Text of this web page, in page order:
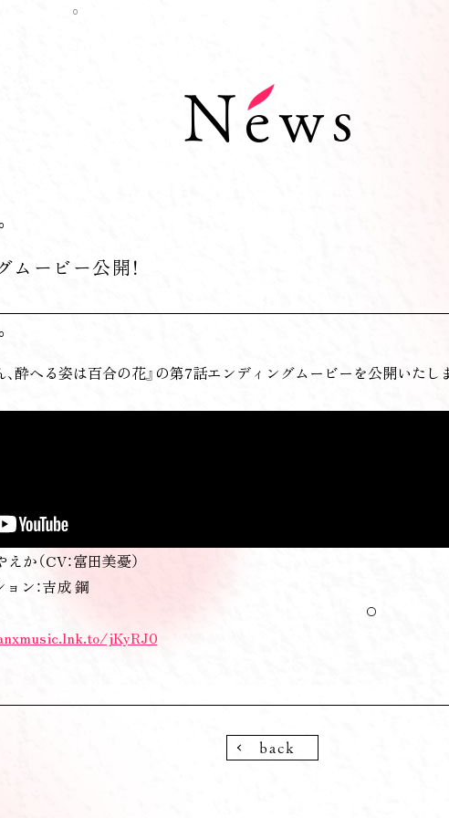
News
ービー公開！
酔へる姿は百合の花』の第7話エンディングムービーを公開いたし
か（CV：富田美憂）
ン：吉成 鋼
jKyRJ0
back